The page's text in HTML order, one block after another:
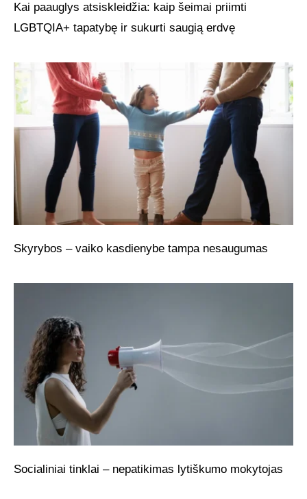
Kai paauglys atsiskleidžia: kaip šeimai priimti
LGBTQIA+ tapatybę ir sukurti saugią erdvę
Skyrybos – vaiko kasdienybe tampa nesaugumas
Socialiniai tinklai – nepatikimas lytiškumo mokytojas